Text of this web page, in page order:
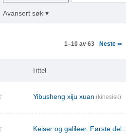
Avansert søk ▾
1–10 av 63 Neste>>
Tittel
Yibusheng xiju xuan (kinesisk)
Keiser og galileer. Første del